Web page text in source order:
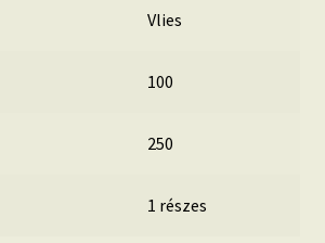
Vlies
100
250
1 részes